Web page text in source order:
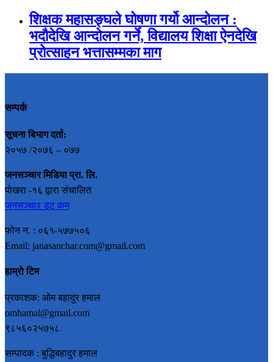
शिक्षक महासङ्घले घोषणा गर्यो आन्दोलन :
भदौदेखि आन्दोलन गर्ने, विद्यालय शिक्षा ऐनदेखि
प्रोत्साहन भत्तासम्मका माग
सम्पर्क
सूचना बिभाग दर्ता:
२०५७ /२०७६ – ०७७
जनसञ्चार मिडिया प्रा. लि.
पोखरा -१६ द्वारा संचालित
जनसञ्चार डट कम
फोन न. : ०६१-५७७५०६
Email: janasanchar.com@gmail.com
हाम्रो टिम
प्रकाशक: ओम बहादुर हमाल
omhamal@gmail.com
९८५६०२५७५८
सम्पादक : बुद्धिबहादुर हमाल